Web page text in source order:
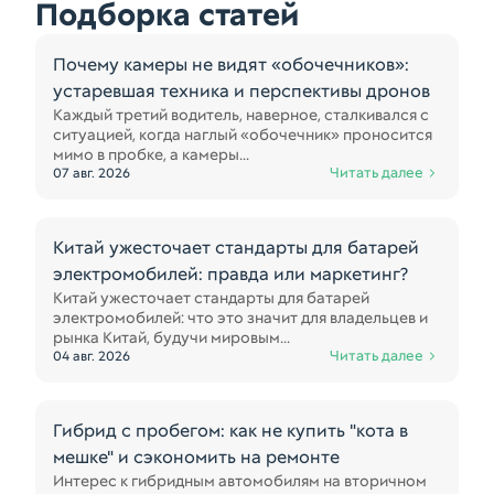
Подборка статей
Почему камеры не видят «обочечников»:
устаревшая техника и перспективы дронов
Каждый третий водитель, наверное, сталкивался с
ситуацией, когда наглый «обочечник» проносится
мимо в пробке, а камеры...
07 авг. 2026 Читать далее
Китай ужесточает стандарты для батарей
электромобилей: правда или маркетинг?
Китай ужесточает стандарты для батарей
электромобилей: что это значит для владельцев и
рынка Китай, будучи мировым...
04 авг. 2026 Читать далее
Гибрид с пробегом: как не купить "кота в
мешке" и сэкономить на ремонте
Интерес к гибридным автомобилям на вторичном